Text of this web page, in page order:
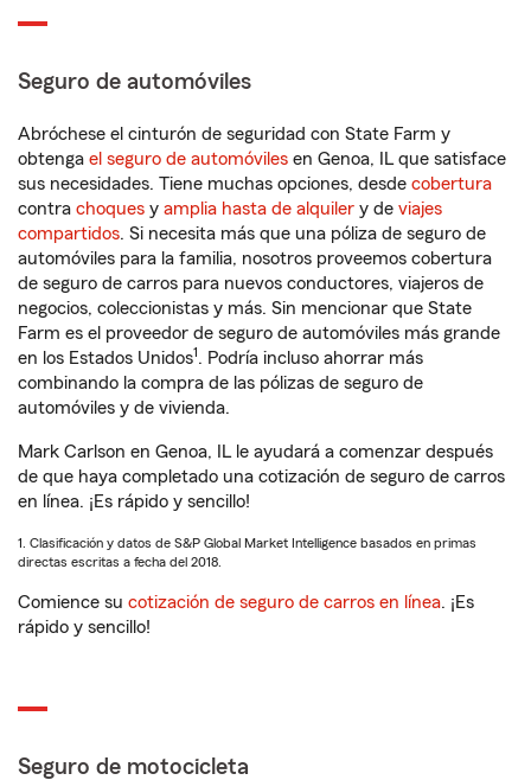
Seguro de automóviles
Abróchese el cinturón de seguridad con State Farm y
obtenga el seguro de automóviles en Genoa, IL que satisface
sus necesidades. Tiene muchas opciones, desde cobertura
contra choques y amplia hasta de alquiler y de viajes
compartidos. Si necesita más que una póliza de seguro de
automóviles para la familia, nosotros proveemos cobertura
de seguro de carros para nuevos conductores, viajeros de
negocios, coleccionistas y más. Sin mencionar que State
Farm es el proveedor de seguro de automóviles más grande
en los Estados Unidos1. Podría incluso ahorrar más
combinando la compra de las pólizas de seguro de
automóviles y de vivienda.
Mark Carlson en Genoa, IL le ayudará a comenzar después
de que haya completado una cotización de seguro de carros
en línea. ¡Es rápido y sencillo!
1. Clasificación y datos de S&P Global Market Intelligence basados en primas
directas escritas a fecha del 2018.
Comience su cotización de seguro de carros en línea. ¡Es
rápido y sencillo!
Seguro de motocicleta